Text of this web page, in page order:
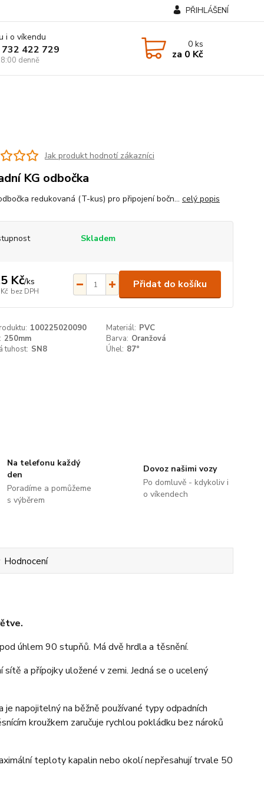
PŘIHLÁŠENÍ
i o víkendu
422 729
denně
0ks
za 0 Kč
Jak produkt hodnotí zákazníci
KG odbočka
redukovaná (T-kus) pro připojení bočn... celý popis
Skladem
Kč/ks
bez DPH
Přidat do košíku
100225020090 Materiál: PVC
250mm Barva: Oranžová
tuhost: SN8 Úhel: 87°
Na telefonu každý
den
Poradíme a pomůžeme
s výběrem
Dovoz našimi vozy
Po domluvě - kdykoliv i
o víkendech
Hodnocení
úhlem 90 stupňů. Má dvě hrdla a těsnění.
a přípojky uložené v zemi. Jedná se o ucelený
napojitelný na běžně používané typy odpadních
kroužkem zaručuje rychlou pokládku bez nároků
teploty kapalin nebo okolí nepřesahují trvale 50